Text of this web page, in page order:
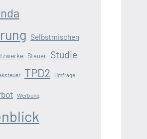
Selbstmischen
Steuer Studie
TPD2 Umfrage
Werbung